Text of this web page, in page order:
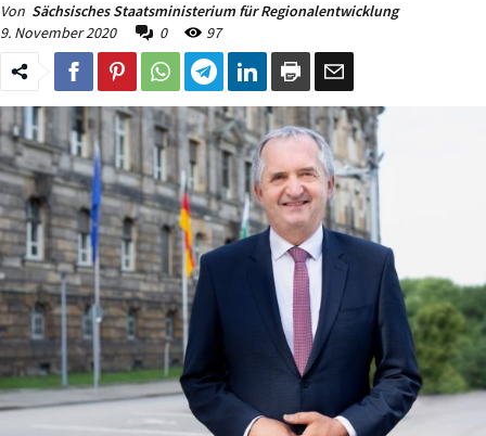
Von Sächsisches Staatsministerium für Regionalentwicklung
9. November 2020
0 97